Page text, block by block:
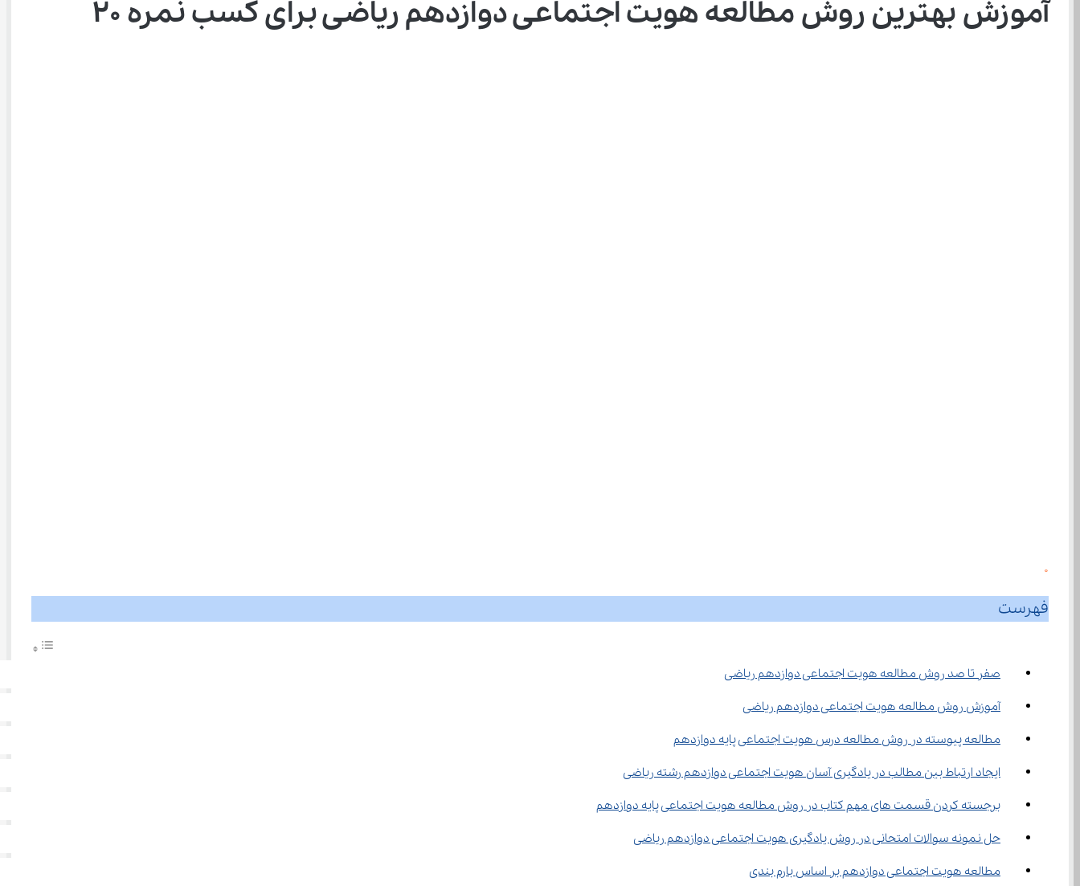
آموزش بهترین روش مطالعه هویت اجتماعی دوازدهم ریاضی برای کسب نمره 20
0
فهرست
صفر تا صد روش مطالعه هویت اجتماعی دوازدهم ریاضی
آموزش روش مطالعه هویت اجتماعی دوازدهم ریاضی
مطالعه پیوسته در روش مطالعه درس هویت اجتماعی پایه دوازدهم
ایجاد ارتباط بین مطالب در یادگیری آسان هویت اجتماعی دوازدهم رشته ریاضی
برجسته کردن قسمت های مهم کتاب در روش مطالعه هویت اجتماعی پایه دوازدهم
حل نمونه سوالات امتحانی در روش یادگیری هویت اجتماعی دوازدهم ریاضی
مطالعه هویت اجتماعی دوازدهم بر اساس بارم بندی